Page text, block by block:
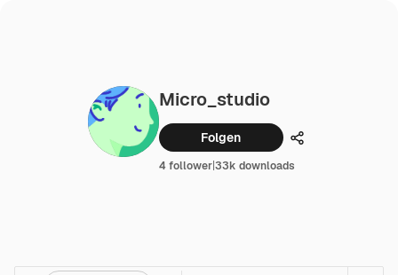
Micro_studio
Folgen Teilen
4 follower|33k downloads